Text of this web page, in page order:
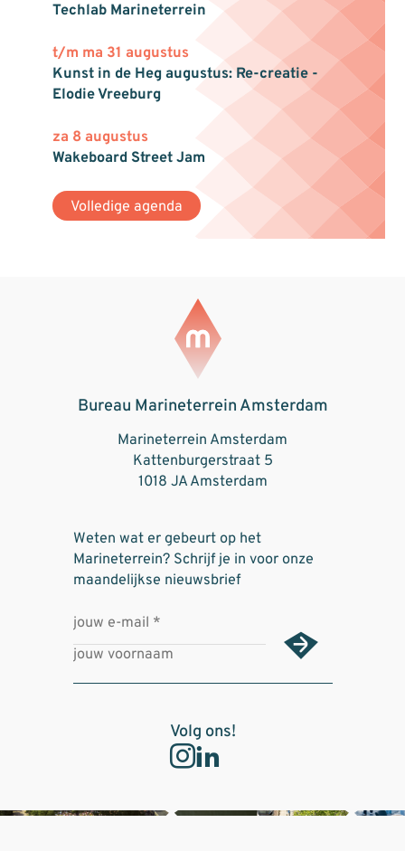
Techlab Marineterrein
t/m ma 31 augustus
Kunst in de Heg augustus: Re-creatie -
Elodie Vreeburg
za 8 augustus
Wakeboard Street Jam
Volledige agenda
Bureau Marineterrein Amsterdam
Marineterrein Amsterdam
Kattenburgerstraat 5
1018 JA Amsterdam
Weten wat er gebeurt op het
Marineterrein? Schrijf je in voor onze
maandelijkse nieuwsbrief
Volg ons!